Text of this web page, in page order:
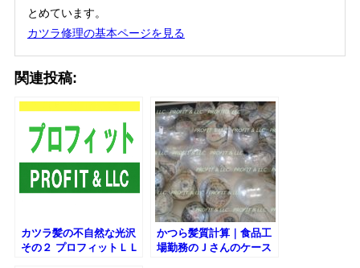
とめています。
カツラ修理の基本ページを見る
関連投稿:
カツラ髪の不自然な光沢
その２ プロフィットＬＬ
かつら髪質計算｜食品工
場勤務のＪさんのケース